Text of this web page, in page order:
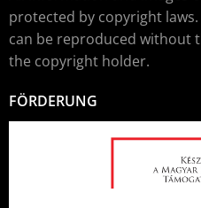
protected by copyright
can be reproduced without
the copyright holder.
FÖRDERUNG